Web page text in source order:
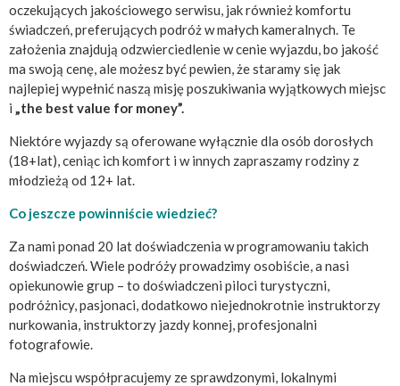
oczekujących jakościowego serwisu, jak również komfortu
świadczeń, preferujących podróż w małych kameralnych. Te
założenia znajdują odzwierciedlenie w cenie wyjazdu, bo jakość
ma swoją cenę, ale możesz być pewien, że staramy się jak
najlepiej wypełnić naszą misję poszukiwania wyjątkowych miejsc
i
„the best value for money”.
Niektóre wyjazdy są oferowane wyłącznie dla osób dorosłych
(18+lat), ceniąc ich komfort i w innych zapraszamy rodziny z
młodzieżą od 12+ lat.
Co jeszcze powinniście wiedzieć?
Za nami ponad 20 lat doświadczenia w programowaniu takich
doświadczeń. Wiele podróży prowadzimy osobiście, a nasi
opiekunowie grup – to doświadczeni piloci turystyczni,
podróżnicy, pasjonaci, dodatkowo niejednokrotnie instruktorzy
nurkowania, instruktorzy jazdy konnej, profesjonalni
fotografowie.
Na miejscu współpracujemy ze sprawdzonymi, lokalnymi